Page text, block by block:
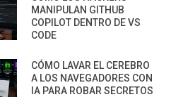
MANIPULAN GITHUB
COPILOT DENTRO DE VS
CODE
CÓMO LAVAR EL CEREBRO
A LOS NAVEGADORES CON
IA PARA ROBAR SECRETOS